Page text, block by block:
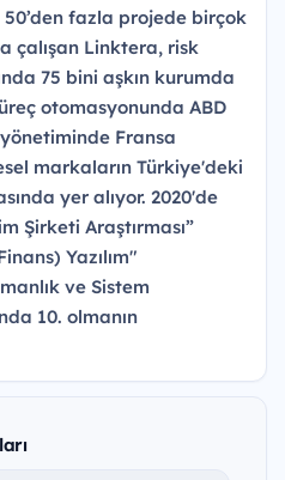
fazla projede birçok
çalışan Linktera, risk
75 bini aşkın kurumda
otomasyonunda ABD
Fransa
markaların Türkiye'deki
yer alıyor. 2020'de
Şirketi Araştırması”
Yazılım"
ve Sistem
10. olmanın